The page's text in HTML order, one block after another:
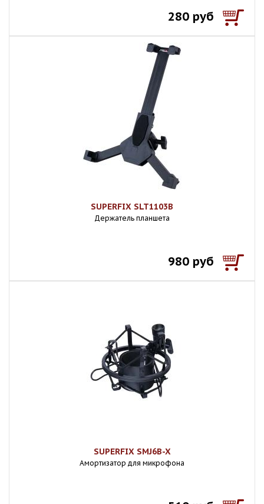
280 руб
SUPERFIX SLT1103B
Держатель планшета
980 руб
SUPERFIX SMJ6B-X
Амортизатор для микрофона